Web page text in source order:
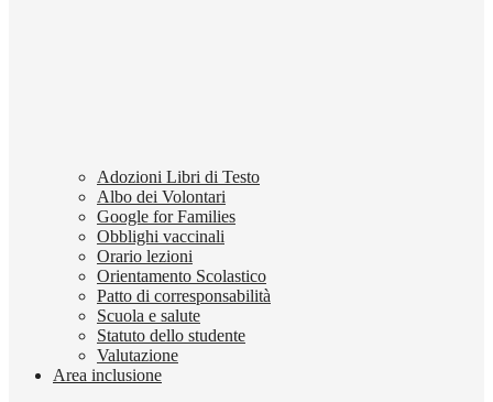
Adozioni Libri di Testo
Albo dei Volontari
Google for Families
Obblighi vaccinali
Orario lezioni
Orientamento Scolastico
Patto di corresponsabilità
Scuola e salute
Statuto dello studente
Valutazione
Area inclusione